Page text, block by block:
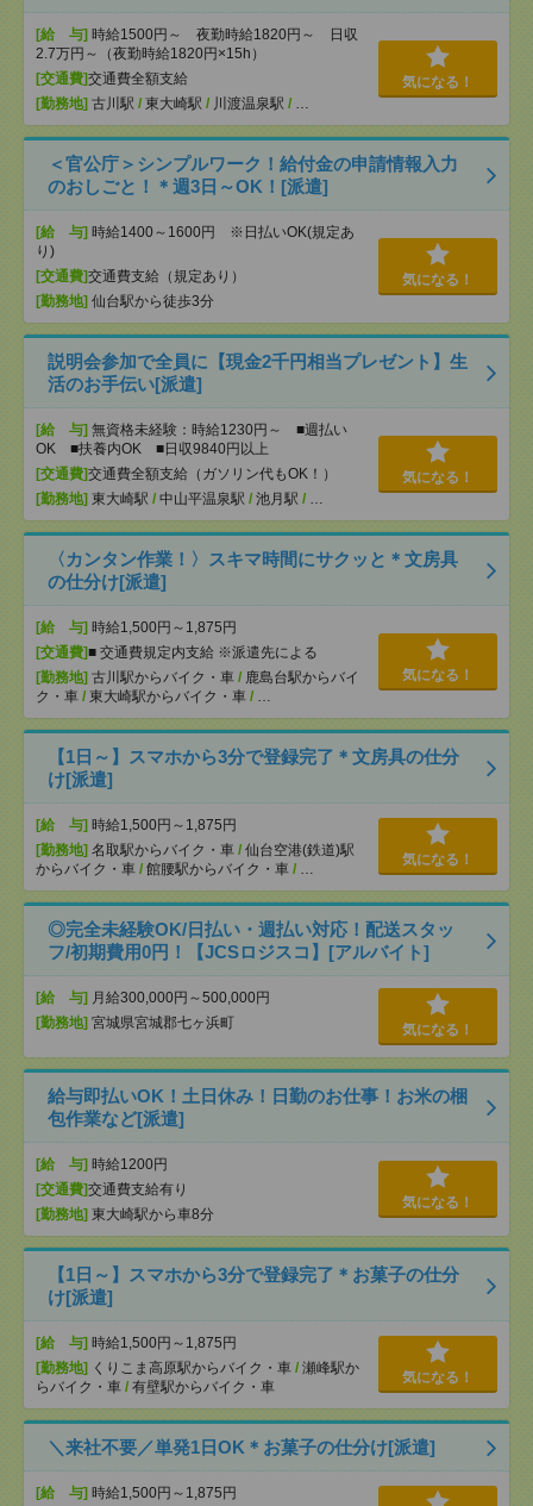
[給 与] 時給1500円～ 夜勤時給1820円～ 日収
2.7万円～（夜勤時給1820円×15h）
[交通費]交通費全額支給
[勤務地] 古川駅 / 東大崎駅 / 川渡温泉駅 / …
気になる！
＜官公庁＞シンプルワーク！給付金の申請情報入力
のおしごと！＊週3日～OK！[派遣]
[給 与] 時給1400～1600円 ※日払いOK(規定あ
り)
[交通費]交通費支給（規定あり）
[勤務地] 仙台駅から徒歩3分
気になる！
説明会参加で全員に【現金2千円相当プレゼント】生
活のお手伝い[派遣]
[給 与] 無資格未経験：時給1230円～ ■週払い
OK ■扶養内OK ■日収9840円以上
[交通費]交通費全額支給（ガソリン代もOK！）
[勤務地] 東大崎駅 / 中山平温泉駅 / 池月駅 / …
気になる！
〈カンタン作業！〉スキマ時間にサクッと＊文房具
の仕分け[派遣]
[給 与] 時給1,500円～1,875円
[交通費]■ 交通費規定内支給 ※派遣先による
[勤務地] 古川駅からバイク・車 / 鹿島台駅からバイ
ク・車 / 東大崎駅からバイク・車 / …
気になる！
【1日～】スマホから3分で登録完了＊文房具の仕分
け[派遣]
[給 与] 時給1,500円～1,875円
[勤務地] 名取駅からバイク・車 / 仙台空港(鉄道)駅
からバイク・車 / 館腰駅からバイク・車 / …
気になる！
◎完全未経験OK/日払い・週払い対応！配送スタッ
フ/初期費用0円！【JCSロジスコ】[アルバイト]
[給 与] 月給300,000円～500,000円
[勤務地] 宮城県宮城郡七ヶ浜町 気になる！
給与即払いOK！土日休み！日勤のお仕事！お米の梱
包作業など[派遣]
[給 与] 時給1200円
[交通費]交通費支給有り
[勤務地] 東大崎駅から車8分
気になる！
【1日～】スマホから3分で登録完了＊お菓子の仕分
け[派遣]
[給 与] 時給1,500円～1,875円
[勤務地] くりこま高原駅からバイク・車 / 瀬峰駅か
らバイク・車 / 有壁駅からバイク・車
気になる！
＼来社不要／単発1日OK＊お菓子の仕分け[派遣]
[給 与] 時給1,500円～1,875円